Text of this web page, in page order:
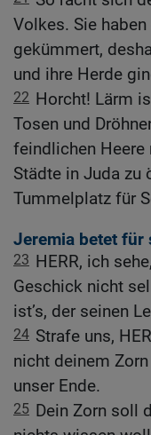
Volkes. Sie
gekümmert,
und ihre Herde
22 Horcht! Lärm
Tosen und
feindlichen Heere
Städte in Juda zu
Tummelplatz für
Jeremia betet für
23 HERR, ich
Geschick nicht
ist’s, der seinen
24 Strafe uns,
nicht deinem
unser Ende.
25 Dein Zorn soll